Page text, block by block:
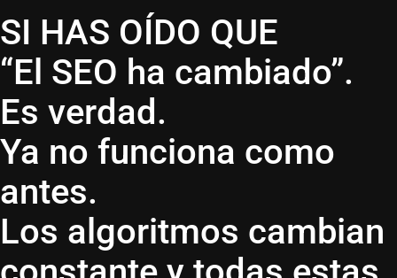
SI HAS OÍDO QUE
“El SEO ha cambiado”.
Es verdad.
Ya no funciona como
antes.
Los algoritmos cambian